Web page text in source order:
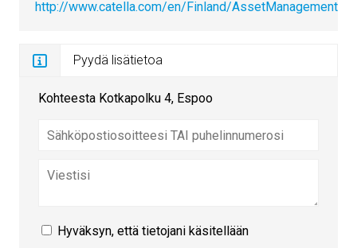
http://www.catella.com/en/Finland/AssetManagement
Pyydä lisätietoa
Kohteesta Kotkapolku 4, Espoo
Hyväksyn, että tietojani käsitellään